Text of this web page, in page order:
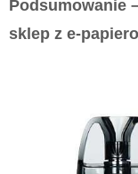
Podsumowanie
sklep z e-